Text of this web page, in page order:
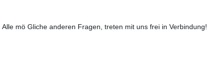
Alle mö Gliche anderen Fragen, treten mit uns frei in Verbindung!